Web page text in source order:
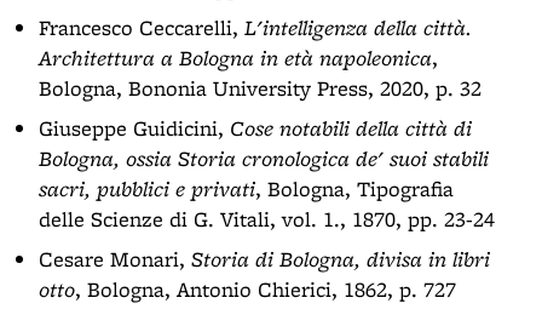
Francesco Ceccarelli, L'intelligenza della città.
Architettura a Bologna in età napoleonica,
Bologna, Bononia University Press, 2020, p. 32
Giuseppe Guidicini, Cose notabili della città di
Bologna, ossia Storia cronologica de' suoi stabili
sacri, pubblici e privati, Bologna, Tipografia
delle Scienze di G. Vitali, vol. 1., 1870, pp. 23-24
Cesare Monari, Storia di Bologna, divisa in libri
otto, Bologna, Antonio Chierici, 1862, p. 727